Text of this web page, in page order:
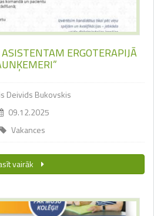
ERGOTERAPIJĀ
Deivids Bukovskis
09.12.2025
Vakances
vairāk